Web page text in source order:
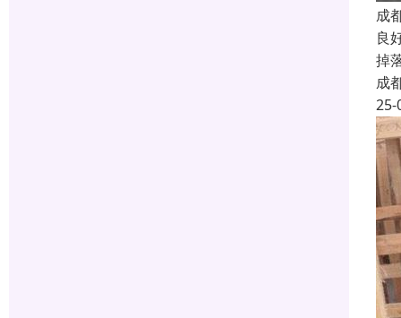
成
良
掉
成
25-